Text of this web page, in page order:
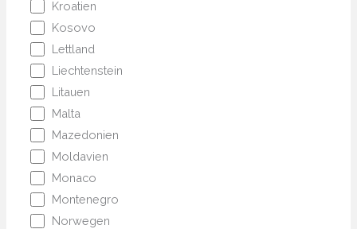
Kroatien
Kosovo
Lettland
Liechtenstein
Litauen
Malta
Mazedonien
Moldavien
Monaco
Montenegro
Norwegen